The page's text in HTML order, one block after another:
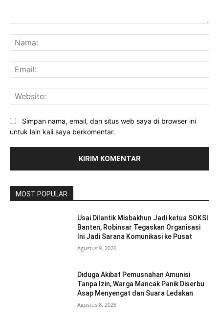
Simpan nama, email, dan situs web saya di browser ini
untuk lain kali saya berkomentar.
MOST POPULAR
Usai Dilantik Misbakhun Jadi ketua SOKSI
Banten, Robinsar Tegaskan Organisasi
Ini Jadi Sarana Komunikasi ke Pusat
Agustus 9, 2026
Diduga Akibat Pemusnahan Amunisi
Tanpa Izin, Warga Mancak Panik Diserbu
Asap Menyengat dan Suara Ledakan
Agustus 8, 2026